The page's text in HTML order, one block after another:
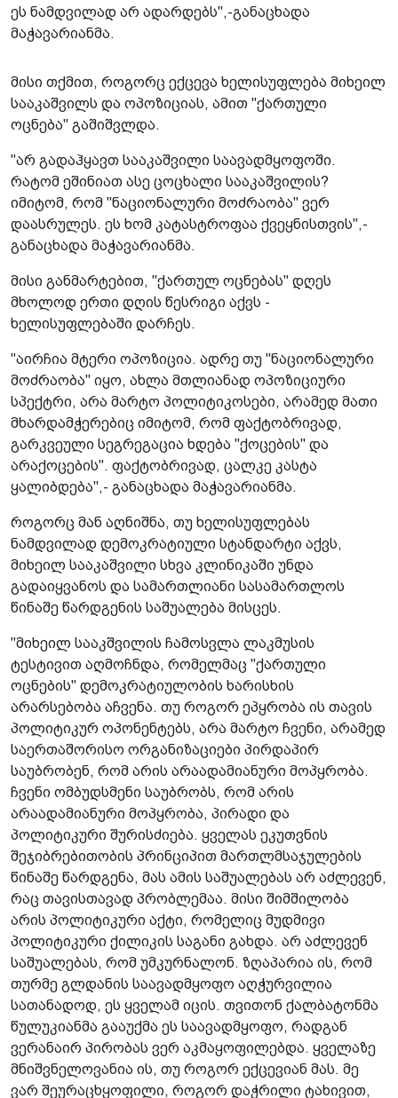
ეს ნამდვილად არ ადარდებს",-განაცხადა
მაჭავარიანმა.
მისი თქმით, როგორც ექცევა ხელისუფლება მიხეილ
სააკაშვილს და ოპოზიციას, ამით "ქართული
ოცნება" გაშიშვლდა.
"არ გადაჰყავთ სააკაშვილი საავადმყოფოში.
რატომ ეშინიათ ასე ცოცხალი სააკაშვილის?
იმიტომ, რომ "ნაციონალური მოძრაობა" ვერ
დაასრულეს. ეს ხომ კატასტროფაა ქვეყნისთვის",-
განაცხადა მაჭავარიანმა.
მისი განმარტებით, "ქართულ ოცნებას" დღეს
მხოლოდ ერთი დღის წესრიგი აქვს -
ხელისუფლებაში დარჩეს.
"აირჩია მტერი ოპოზიცია. ადრე თუ "ნაციონალური
მოძრაობა" იყო, ახლა მთლიანად ოპოზიციური
სპექტრი, არა მარტო პოლიტიკოსები, არამედ მათი
მხარდამჭერებიც იმიტომ, რომ ფაქტობრივად,
გარკვეული სეგრეგაცია ხდება "ქოცების" და
არაქოცების". ფაქტობრივად, ცალკე კასტა
ყალიბდება",- განაცხადა მაჭავარიანმა.
როგორც მან აღნიშნა, თუ ხელისუფლებას
ნამდვილად დემოკრატიული სტანდარტი აქვს,
მიხეილ სააკაშვილი სხვა კლინიკაში უნდა
გადაიყვანოს და სამართლიანი სასამართლოს
წინაშე წარდგენის საშუალება მისცეს.
"მიხეილ სააკშვილის ჩამოსვლა ლაკმუსის
ტესტივით აღმოჩნდა, რომელმაც "ქართული
ოცნების" დემოკრატიულობის ხარისხის
არარსებობა აჩვენა. თუ როგორ ეპყრობა ის თავის
პოლიტიკურ ოპონენტებს, არა მარტო ჩვენი, არამედ
საერთაშორისო ორგანიზაციები პირდაპირ
საუბრობენ, რომ არის არაადამიანური მოპყრობა.
ჩვენი ომბუდსმენი საუბრობს, რომ არის
არაადამიანური მოპყრობა, პირადი და
პოლიტიკური შურისძიება. ყველას ეკუთვნის
შეჯიბრებითობის პრინციპით მართლმსაჯულების
წინაშე წარდგენა, მას ამის საშუალებას არ აძლევენ,
რაც თავისთავად პრობლემაა. მისი შიმშილობა
არის პოლიტიკური აქტი, რომელიც მუდმივი
პოლიტიკური ქილიკის საგანი გახდა. არ აძლევენ
საშუალებას, რომ უმკურნალონ. ზღაპარია ის, რომ
თურმე გლდანის საავადმყოფო აღჭურვილია
სათანადოდ, ეს ყველამ იცის. თვითონ ქალბატონმა
წულუკიანმა გააუქმა ეს საავადმყოფო, რადგან
ვერანაირ პირობას ვერ აკმაყოფილებდა. ყველაზე
მნიშვნელოვანია ის, თუ როგორ ექცევიან მას. მე
ვარ შეურაცხყოფილი, როგორ დაჭრილი ტახივით,